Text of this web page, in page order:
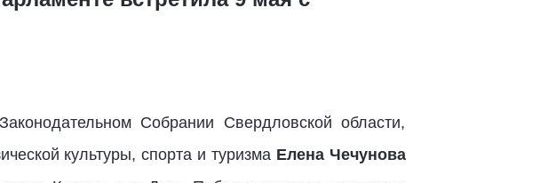
Собрании Свердловской области,
культуры, спорта и туризма Елена Чечунова